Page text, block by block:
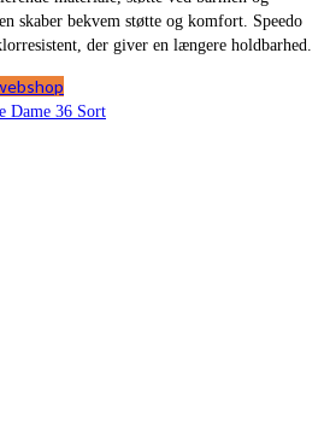
skaber bekvem støtte og komfort. Speedo
der giver en længere holdbarhed.